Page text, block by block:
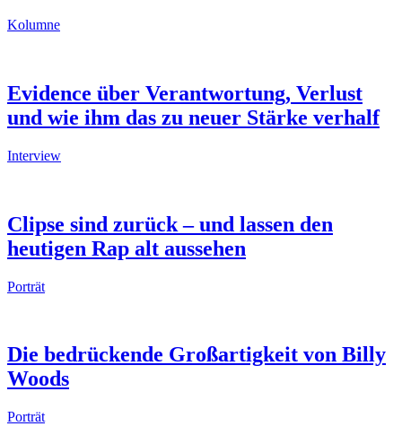
Kolumne
Evidence über Verantwortung, Verlust
und wie ihm das zu neuer Stärke verhalf
Interview
Clipse sind zurück – und lassen den
heutigen Rap alt aussehen
Porträt
Die bedrückende Großartigkeit von Billy
Woods
Porträt